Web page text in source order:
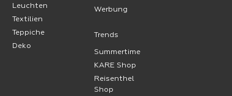
Leuchten
Textilien
Teppiche
Deko
Werbung
Trends
Summertime
KARE Shop
Reisenthel
Shop